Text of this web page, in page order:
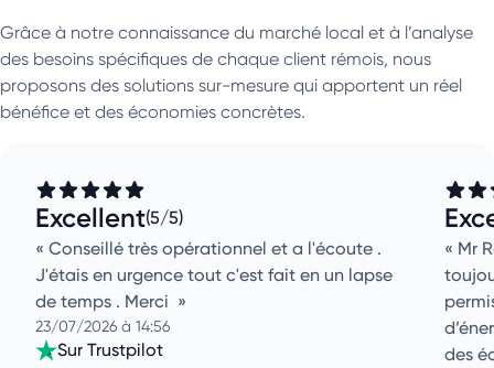
Grâce à notre connaissance du marché local et à l’analyse
des besoins spécifiques de chaque client rémois, nous
proposons des solutions sur-mesure qui apportent un réel
bénéfice et des économies concrètes.
Excellent(5/5)
Conseillé très opérationnel et a l'écoute .
J'étais en urgence tout c'est fait en un lapse
de temps . Merci
23/07/2026 à 14:56
Sur Trustpilot
Mr
des